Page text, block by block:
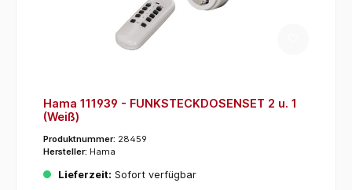
Hama 111939 - FUNKSTECKDOSENSET 2 u. 1
(Weiß)
Produktnummer: 28459
Hersteller: Hama
Lieferzeit: Sofort verfügbar